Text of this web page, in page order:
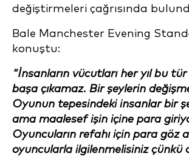
değiştirmeleri çağrısında
Bale Manchester Evening
konuştu:
"İnsanların vücutları her yıl bu
başa çıkamaz. Bir şeylerin
Oyunun tepesindeki insanlar bir
ama maalesef işin içine para
Oyuncuların refahı için para göz
oyuncularla ilgilenmelisiniz çünkü